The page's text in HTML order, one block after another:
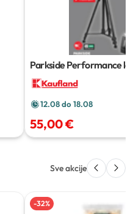
Parkside Performance
križne linije
12.08 do 18.08
55,00 €
Sve akcije
-32%